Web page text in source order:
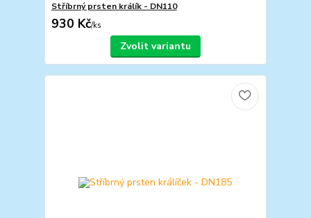
Stříbrný prsten králík - DN110
930 Kč/ks
Zvolit variantu